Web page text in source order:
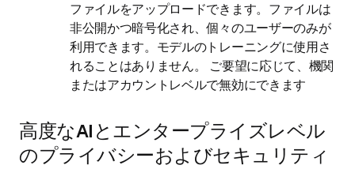
ファイルをアップロードできます。ファイルは
非公開かつ暗号化され、個々のユーザーのみが
利用できます。モデルのトレーニングに使用さ
れることはありません。 ご要望に応じて、機関
またはアカウントレベルで無効にできます
高度なAIとエンタープライズレベル
のプライバシーおよびセキュリティ